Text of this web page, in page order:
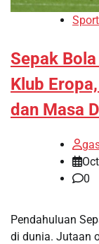
Sport
Sepak
Klub
dan Masa
0
Pendahuluan
di dunia. Jutaan